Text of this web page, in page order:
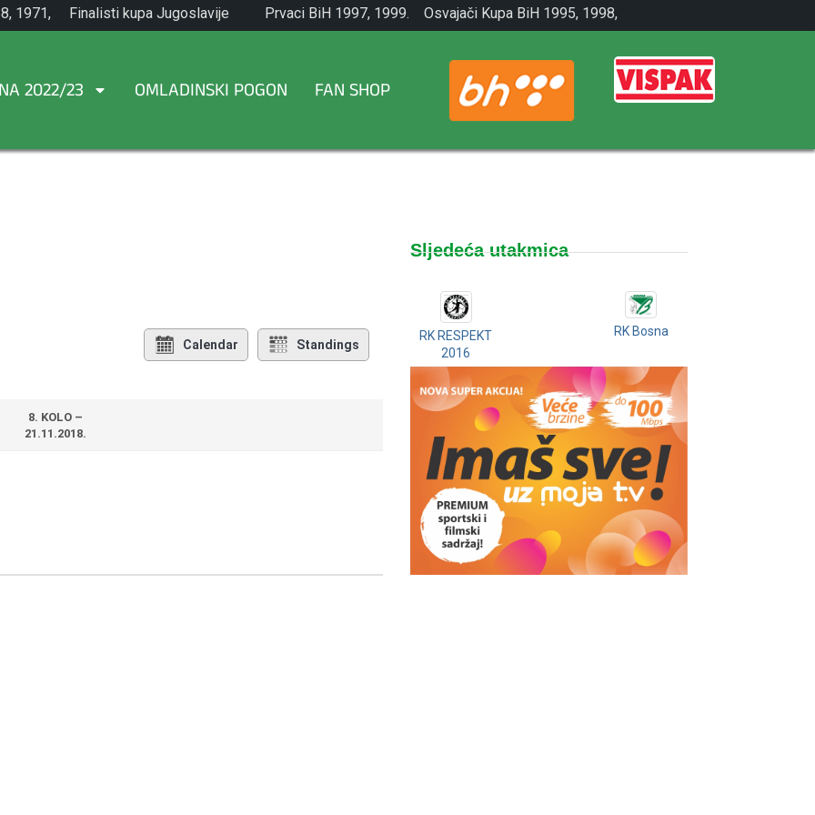
1971,
Finalisti kupa Jugoslavije
1965.
Prvaci BiH 1997, 1999.
Osvajači Kupa BiH 1995, 1998,
2001.
2022/23 OMLADINSKI POGON FAN SHOP
Calendar Standings
8. KOLO –
21.11.2018.
Sljedeća utakmica
RK RESPEKT
2016
RK Bosna